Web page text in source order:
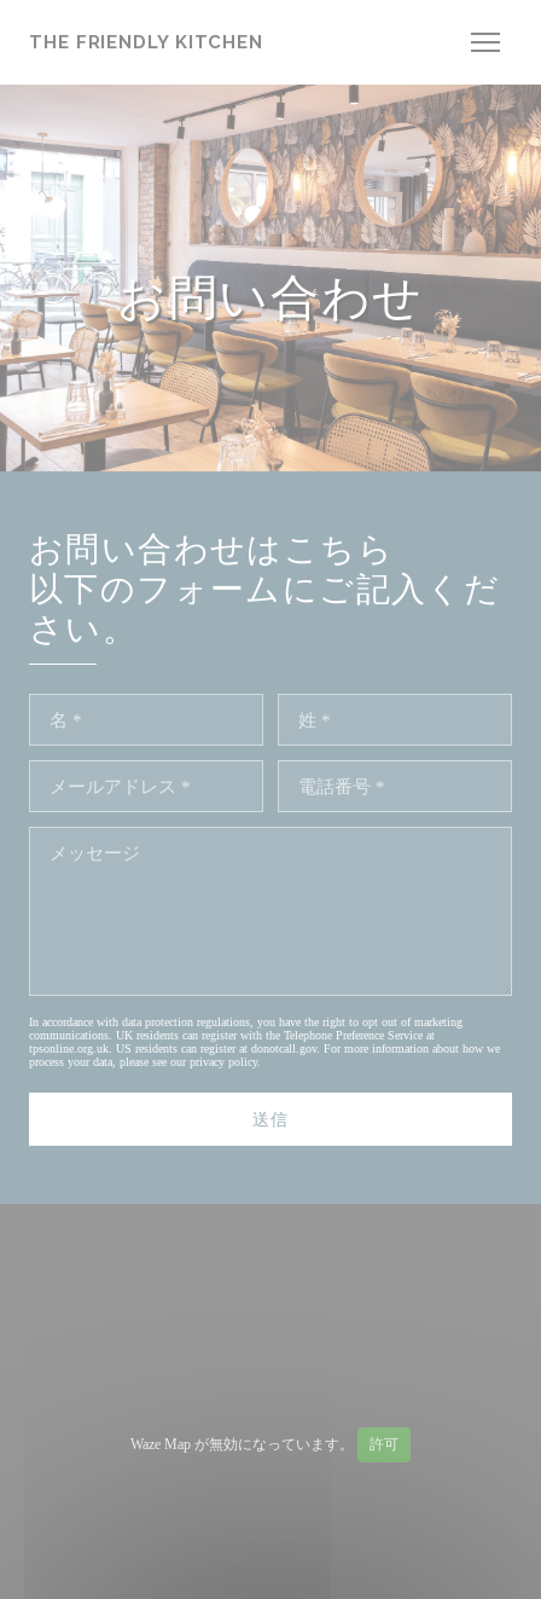
THE FRIENDLY KITCHEN
お問い合わせ
お問い合わせはこちら
以下のフォームにご記入くだ
さい。
In accordance with data protection regulations, you have the right to opt out of marketing
communications. UK residents can register with the Telephone Preference Service at
tpsonline.org.uk . US residents can register at donotcall.gov. For more information about how we
process your data, please see our privacy policy.
Waze Map が無効になっています。 許可